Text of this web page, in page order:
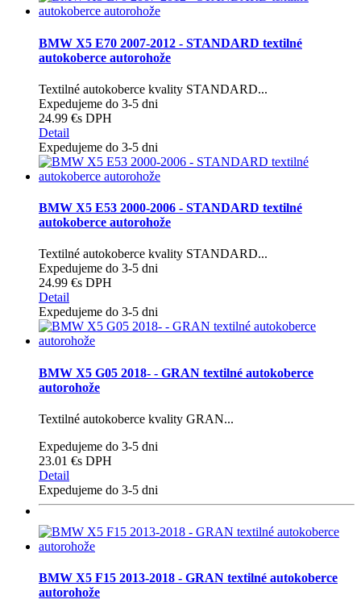
BMW X5 E70 2007-2012 - STANDARD textilné
autokoberce autorohože
Textilné autokoberce kvality STANDARD...
Expedujeme do 3-5 dni
24.99 €s DPH
Detail
Expedujeme do 3-5 dni
BMW X5 E53 2000-2006 - STANDARD textilné
autokoberce autorohože
Textilné autokoberce kvality STANDARD...
Expedujeme do 3-5 dni
24.99 €s DPH
Detail
Expedujeme do 3-5 dni
BMW X5 G05 2018- - GRAN textilné autokoberce
autorohože
Textilné autokoberce kvality GRAN...
Expedujeme do 3-5 dni
23.01 €s DPH
Detail
Expedujeme do 3-5 dni
BMW X5 F15 2013-2018 - GRAN textilné autokoberce
autorohože